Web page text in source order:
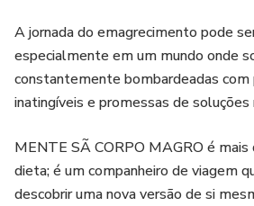
A jornada do emagrecimento pode
especialmente em um mundo onde
constantemente bombardeadas
inatingíveis e promessas de soluções
MENTE SÃ CORPO MAGRO é mais
dieta; é um companheiro de viagem
descobrir uma nova versão de si